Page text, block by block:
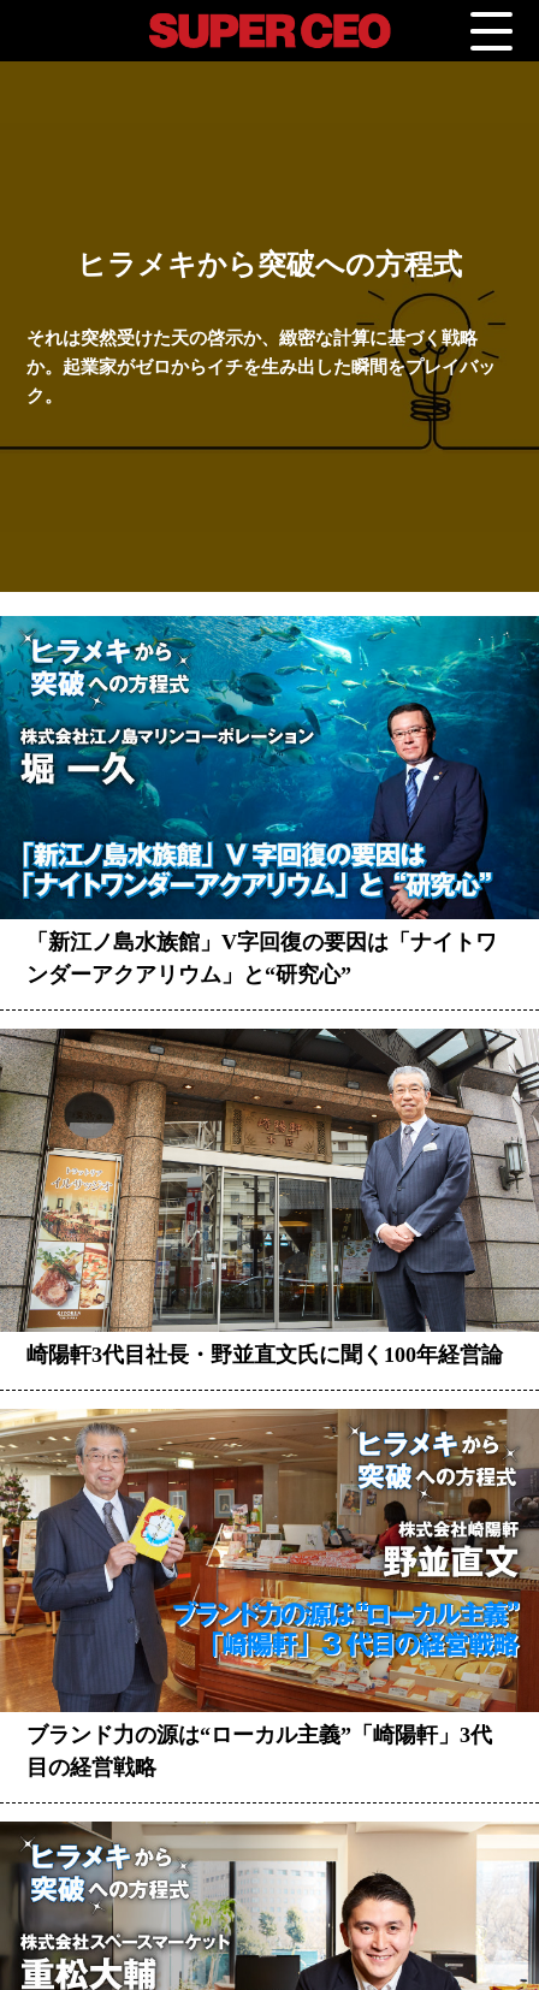
ヒラメキから突破への方程式
それは突然受けた天の啓示か、緻密な計算に基づく戦略
か。起業家がゼロからイチを生み出した瞬間をプレイバッ
ク。
「新江ノ島水族館」V字回復の要因は「ナイトワ
ンダーアクアリウム」と“研究心”
崎陽軒3代目社長・野並直文氏に聞く100年経営論
ブランド力の源は“ローカル主義”「崎陽軒」3代
目の経営戦略